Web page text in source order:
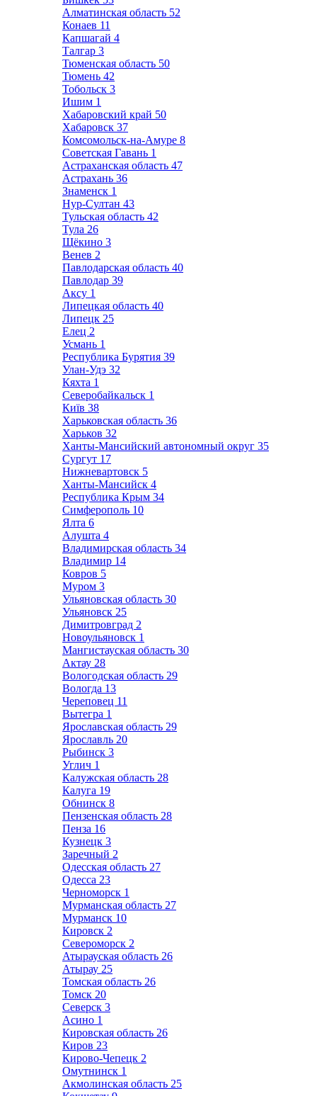
Алматинская область 52
Конаев 11
Капшагай 4
Талгар 3
Тюменская область 50
Тюмень 42
Тобольск 3
Ишим 1
Хабаровский край 50
Хабаровск 37
Комсомольск-на-Амуре 8
Советская Гавань 1
Астраханская область 47
Астрахань 36
Знаменск 1
Нур-Султан 43
Тульская область 42
Тула 26
Щёкино 3
Венев 2
Павлодарская область 40
Павлодар 39
Аксу 1
Липецкая область 40
Липецк 25
Елец 2
Усмань 1
Республика Бурятия 39
Улан-Удэ 32
Кяхта 1
Северобайкальск 1
Київ 38
Харьковская область 36
Харьков 32
Ханты-Мансийский автономный округ 35
Сургут 17
Нижневартовск 5
Ханты-Мансийск 4
Республика Крым 34
Симферополь 10
Ялта 6
Алушта 4
Владимирская область 34
Владимир 14
Ковров 5
Муром 3
Ульяновская область 30
Ульяновск 25
Димитровград 2
Новоульяновск 1
Мангистауская область 30
Актау 28
Вологодская область 29
Вологда 13
Череповец 11
Вытегра 1
Ярославская область 29
Ярославль 20
Рыбинск 3
Углич 1
Калужская область 28
Калуга 19
Обнинск 8
Пензенская область 28
Пенза 16
Кузнецк 3
Заречный 2
Одесская область 27
Одесса 23
Черноморск 1
Мурманская область 27
Мурманск 10
Кировск 2
Североморск 2
Атырауская область 26
Атырау 25
Томская область 26
Томск 20
Северск 3
Асино 1
Кировская область 26
Киров 23
Кирово-Чепецк 2
Омутнинск 1
Акмолинская область 25